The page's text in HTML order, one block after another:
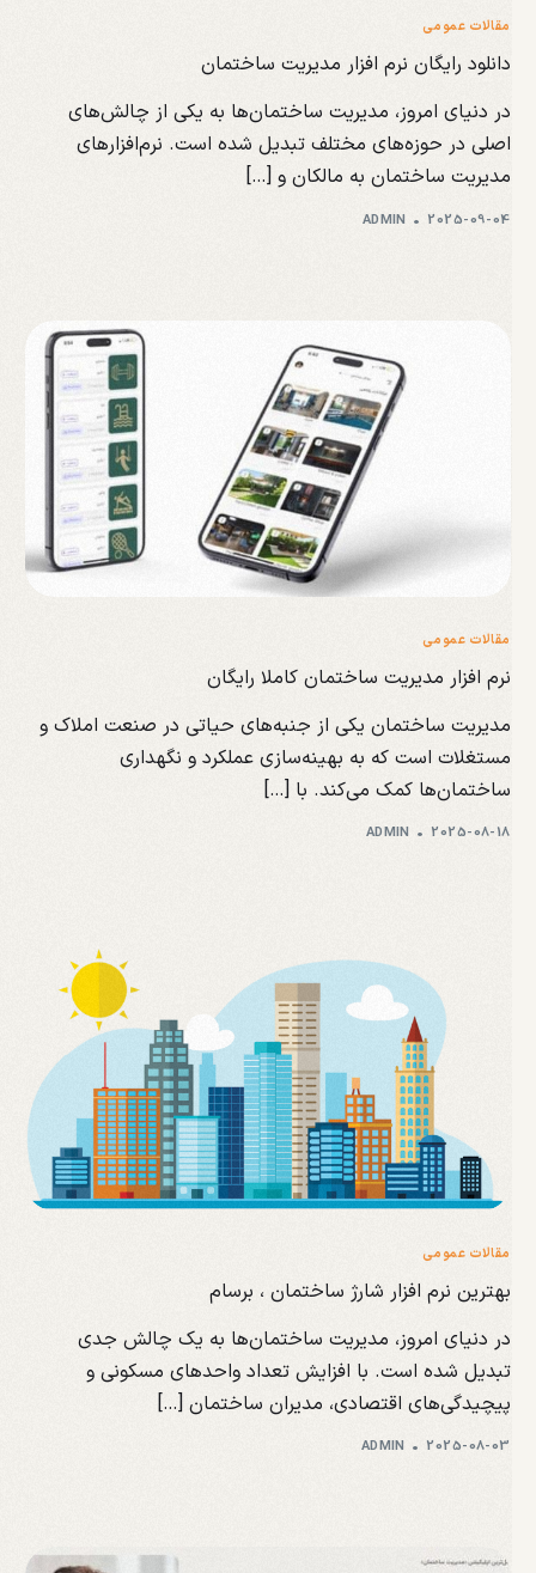
مقالات عمومی
دانلود رایگان نرم افزار مدیریت ساختمان
در دنیای امروز، مدیریت ساختمان‌ها به یکی از چالش‌های
اصلی در حوزه‌های مختلف تبدیل شده است. نرم‌افزارهای
مدیریت ساختمان به مالکان و […]
ADMIN 2025-09-04
مقالات عمومی
نرم افزار مدیریت ساختمان کاملا رایگان
مدیریت ساختمان یکی از جنبه‌های حیاتی در صنعت املاک و
مستغلات است که به بهینه‌سازی عملکرد و نگهداری
ساختمان‌ها کمک می‌کند. با […]
ADMIN 2025-08-18
مقالات عمومی
بهترین نرم افزار شارژ ساختمان ، برسام
در دنیای امروز، مدیریت ساختمان‌ها به یک چالش جدی
تبدیل شده است. با افزایش تعداد واحدهای مسکونی و
پیچیدگی‌های اقتصادی، مدیران ساختمان […]
ADMIN 2025-08-03